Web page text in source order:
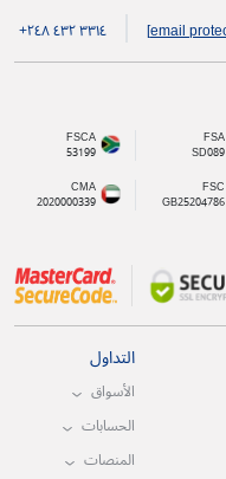
+۲٤۸ ٤۳۲ ۳۳۱٤
FSA
SD089
FSCA
53199
FSC
GB25204786
CMA
2020000339
التداول
الأسواق
الحسابات
المنصات